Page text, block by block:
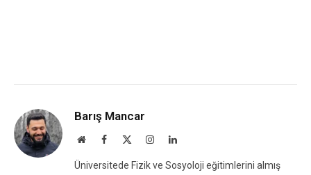
Barış Mancar
WebsiteFacebook InstagramLinkedIn
Üniversitede Fizik ve Sosyoloji eğitimlerini almış